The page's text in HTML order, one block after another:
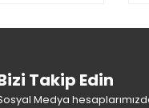
Takip Edin
Medya